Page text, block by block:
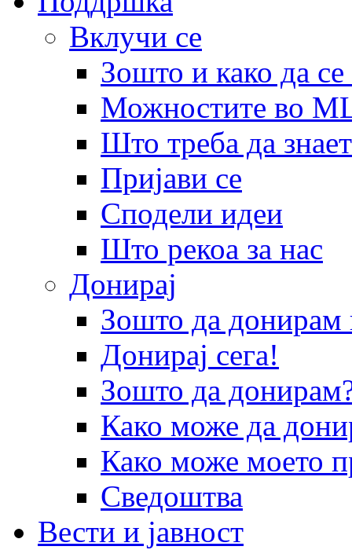
Вклучи се
Зошто и како да
Можностите во
Што треба да
Пријави се
Сподели идеи
Што рекоа за нас
Донирај
Зошто да
Донирај сега!
Зошто да
Како може да
Како може моето
Сведоштва
Вести и јавност